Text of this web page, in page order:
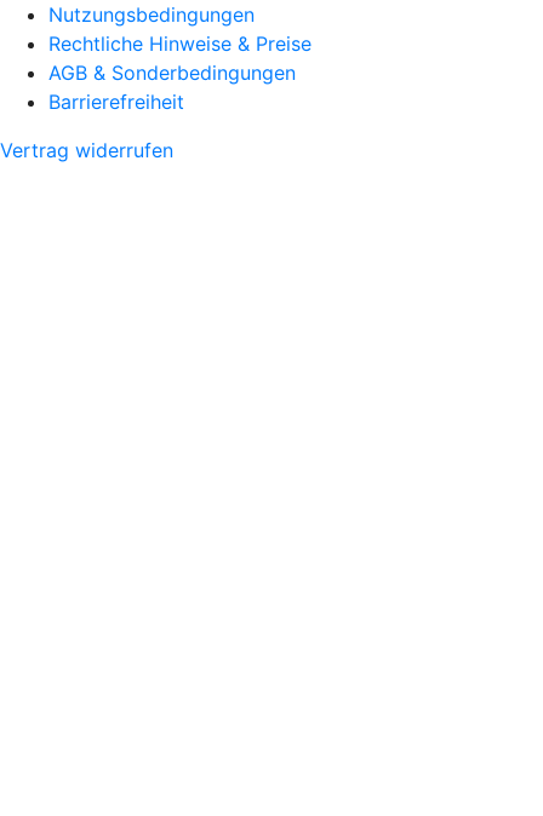
Nutzungsbedingungen
Rechtliche Hinweise & Preise
AGB & Sonderbedingungen
Barrierefreiheit
Vertrag widerrufen